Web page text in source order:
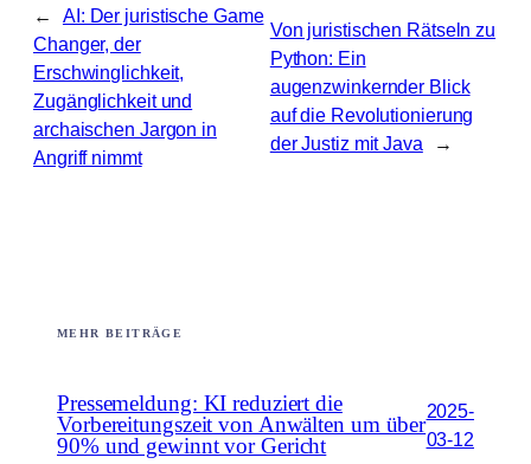
←
AI: Der juristische Game
Changer, der
Erschwinglichkeit,
Zugänglichkeit und
archaischen Jargon in
Angriff nimmt
Von juristischen Rätseln zu
Python: Ein
augenzwinkernder Blick
auf die Revolutionierung
der Justiz mit Java
→
MEHR BEITRÄGE
Pressemeldung: KI reduziert die
Vorbereitungszeit von Anwälten um über
90% und gewinnt vor Gericht
2025-
03-12